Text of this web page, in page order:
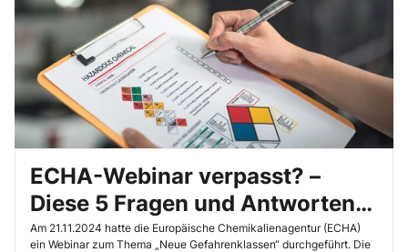
ECHA-Webinar verpasst? –
Diese 5 Fragen und Antworten
sind interessant für Sie!
Am 21.11.2024 hatte die Europäische Chemikalienagentur (ECHA)
ein Webinar zum Thema „Neue Gefahrenklassen“ durchgeführt. Die